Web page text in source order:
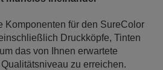
Komponenten für den SureColor
Druckköpfe, Tinten
das von Ihnen erwartete
zu erreichen.